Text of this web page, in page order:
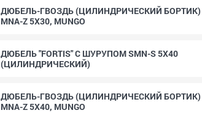
ДЮБЕЛЬ-ГВОЗДЬ (ЦИЛИНДРИЧЕСКИЙ БОРТИК)
MNA-Z 5X30, MUNGO
ДЮБЕЛЬ "FORTIS" С ШУРУПОМ SMN-S 5X40
(ЦИЛИНДРИЧЕСКИЙ)
ДЮБЕЛЬ-ГВОЗДЬ (ЦИЛИНДРИЧЕСКИЙ БОРТИК)
MNA-Z 5X40, MUNGO